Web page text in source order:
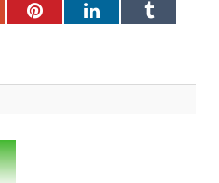
PinterestLinkedInTumblr